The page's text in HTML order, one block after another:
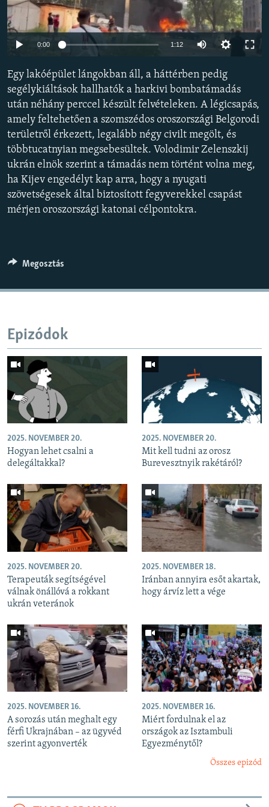
EURÓPAI UNIÓ
VILÁG
KLÍMAVÁLTOZÁS
A MÚLT TANULSÁGAI
KÖVESSEN MINKET!
Valamennyi RFE/RL weboldal
Auto
720p 1080p
0:00 1:12
360p
480p
720p
1080p
Egy lakóépület lángokban áll, a háttérben pedig
segélykiáltások hallhatók a harkivi bombatámadás
után néhány perccel készült felvételeken. A légicsapás,
amely feltehetően a szomszédos oroszországi Belgorodi
területről érkezett, legalább négy civilt megölt, és
többtucatnyian megsebesültek. Volodimir Zelenszkij
ukrán elnök szerint a támadás nem történt volna meg,
ha Kijev engedélyt kap arra, hogy a nyugati
szövetségesek által biztosított fegyverekkel csapást
mérjen oroszországi katonai célpontokra.
Megosztás
Epizódok
2025. NOVEMBER 20.
Hogyan lehet csalni a
delegáltakkal?
2025. NOVEMBER 20.
Mit kell tudni az orosz
Burevesztnyik rakétáról?
2025. NOVEMBER 20.
Terapeuták segítségével
válnak önállóvá a rokkant
ukrán veteránok
2025. NOVEMBER 18.
Iránban annyira esőt akartak,
hogy árvíz lett a vége
2025. NOVEMBER 16.
A sorozás után meghalt egy
férfi Ukrajnában – az ügyvéd
szerint agyonverték
2025. NOVEMBER 16.
Miért fordulnak el az
országok az Isztambuli
Egyezménytől?
Összes epizód